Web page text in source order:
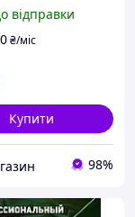
для сто, THO
відправки
₴/міс
Купити
98%